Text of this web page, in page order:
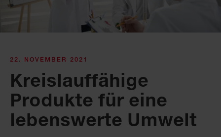
22. NOVEMBER 2021
Kreislauffähige
Produkte für eine
lebenswerte Umwelt